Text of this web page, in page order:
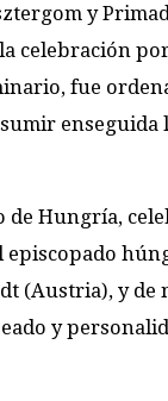
y
celebración
fue
enseguida
de Hungría,
episcopado
(Austria), y de
y